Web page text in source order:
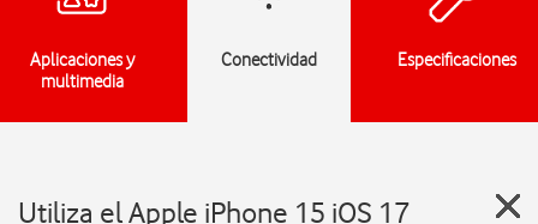
Aplicaciones y
multimedia
Conectividad Especificaciones
Utiliza el Apple iPhone 15 iOS 17